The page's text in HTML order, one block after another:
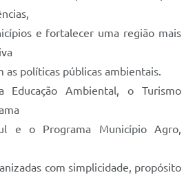
e fortalecer uma região mais
políticas públicas ambientais.
Educação Ambiental, o Turismo
e o Programa Município Agro,
com simplicidade, propósito